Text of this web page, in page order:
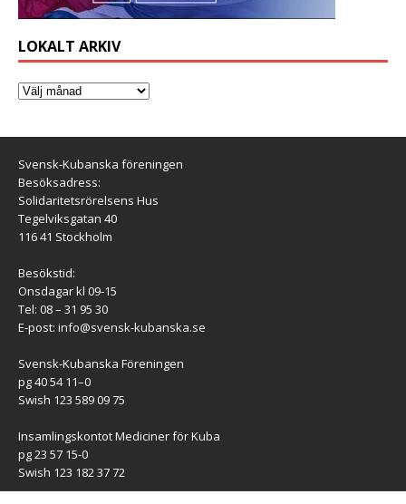
LOKALT ARKIV
Svensk-Kubanska föreningen
Besöksadress:
Solidaritetsrörelsens Hus
Tegelviksgatan 40
116 41 Stockholm
Besökstid:
Onsdagar kl 09-15
Tel: 08 – 31 95 30
E-post: info@svensk-kubanska.se
Svensk-Kubanska Föreningen
pg 40 54 11–0
Swish 123 589 09 75
Insamlingskontot Mediciner för Kuba
pg 23 57 15-0
Swish 123 182 37 72